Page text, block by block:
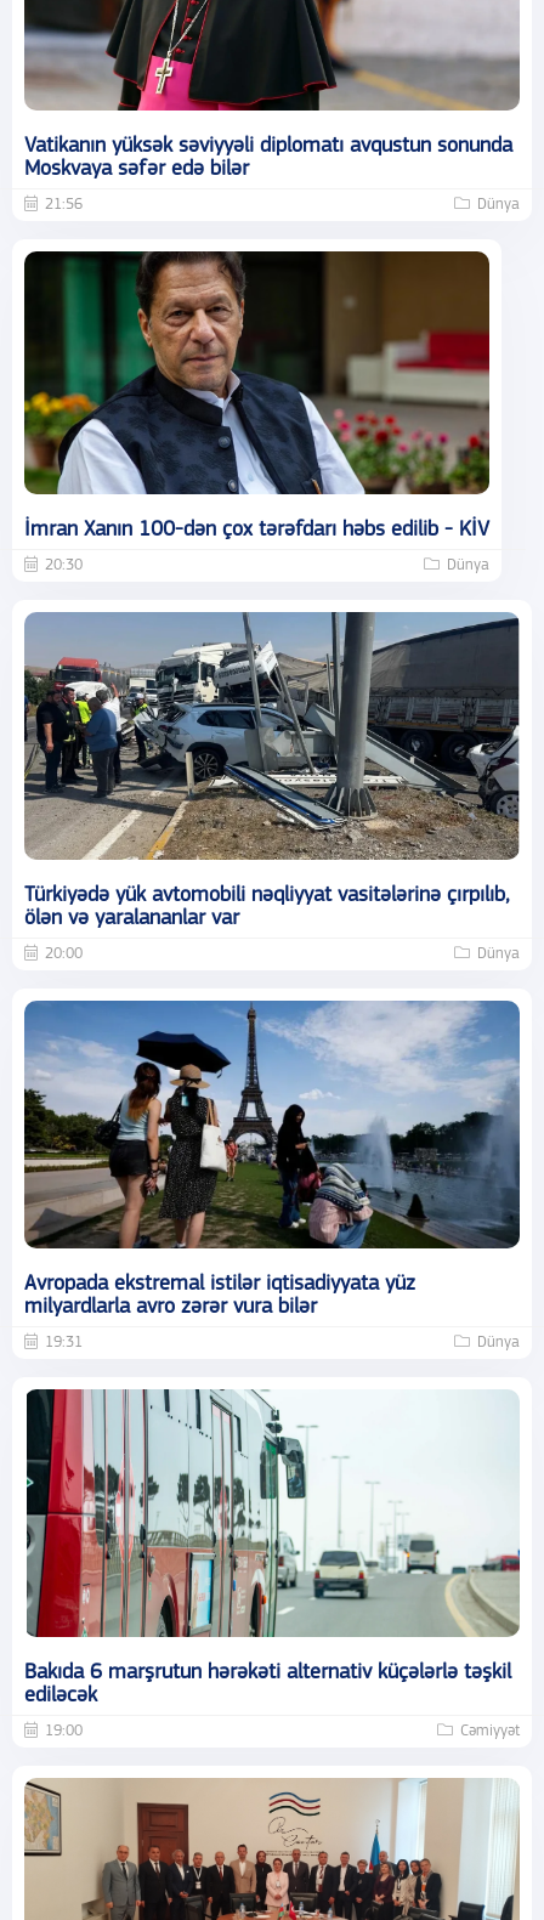
Vatikanın yüksək səviyyəli diplomatı avqustun sonunda
Moskvaya səfər edə bilər
21:56 Dünya
İmran Xanın 100-dən çox tərəfdarı həbs edilib - KİV
20:30 Dünya
Türkiyədə yük avtomobili nəqliyyat vasitələrinə çırpılıb,
ölən və yaralananlar var
20:00 Dünya
Avropada ekstremal istilər iqtisadiyyata yüz
milyardlarla avro zərər vura bilər
19:31 Dünya
Bakıda 6 marşrutun hərəkəti alternativ küçələrlə təşkil
ediləcək
19:00 Cəmiyyət